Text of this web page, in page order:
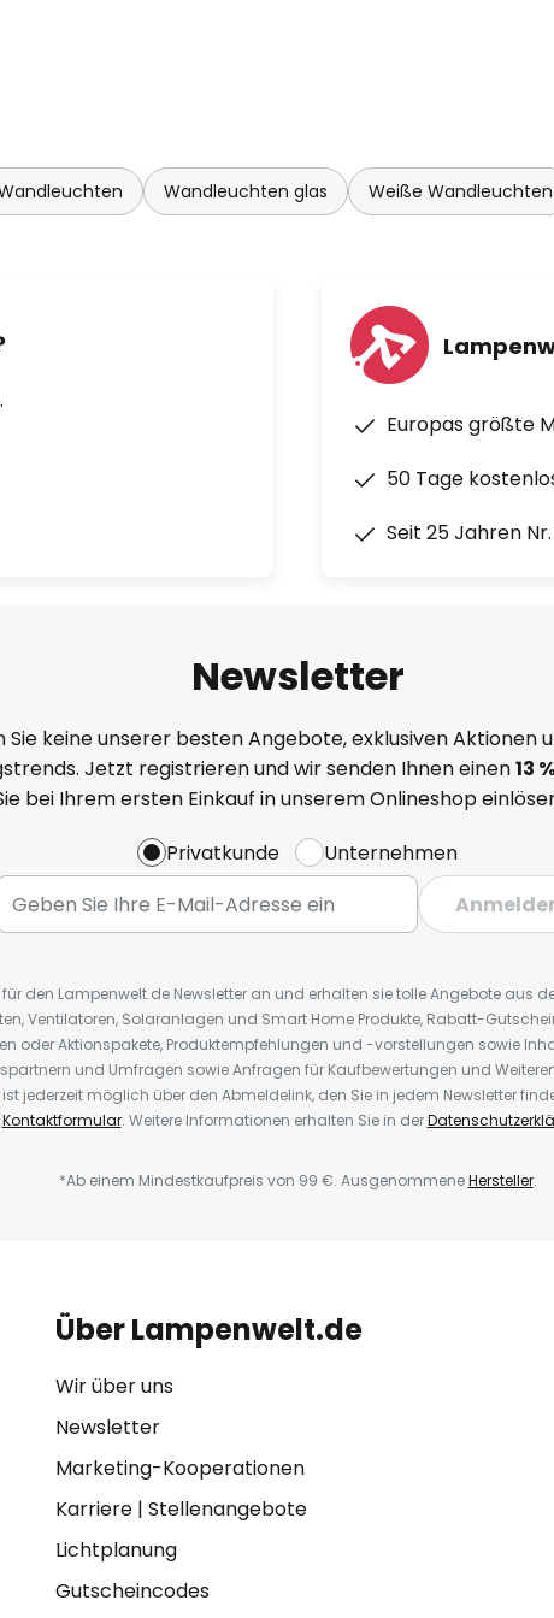
Wandleuchten glas Weiße Wandleuchten
Europas größte
50 Tage
Seit 25 Jahren
Newsletter
Sie keine unserer besten Angebote, exklusiven Aktionen
Jetzt registrieren und wir senden Ihnen einen13 %
bei Ihrem ersten Einkauf in unserem Onlineshop
Privatkunde
Unternehmen
für den Lampenwelt.de Newsletter an und erhalten sie tolle Angebote aus
Ventilatoren, Solaranlagen und Smart Home Produkte, Rabatt-
oder Aktionspakete, Produktempfehlungen und -vorstellungen sowie
und Umfragen sowie Anfragen für Kaufbewertungen und
jederzeit möglich über den Abmeldelink, den Sie in jedem Newsletter
Kontaktformular. Weitere Informationen erhalten Sie in der
*Ab einem Mindestkaufpreis von 99 €. AusgenommeneHersteller.
Über Lampenwelt.de
Wir über uns
Newsletter
Marketing-Kooperationen
Karriere| Stellenangebote
Lichtplanung
Gutscheincodes